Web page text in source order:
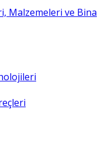
Malzemeleri ve Bina